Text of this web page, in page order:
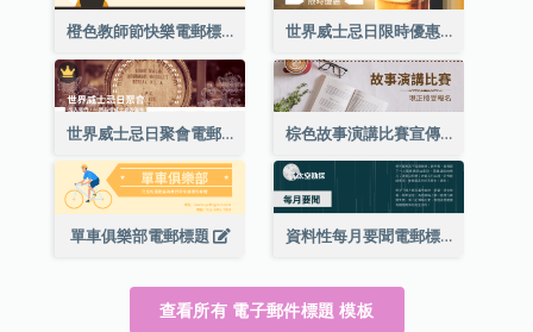
橙色教師節快樂電郵標題(附插圖) 世界威士忌日限時優惠電郵標題
世界威士忌日聚會電郵標題 棕色故事演講比賽宣傳用電郵標題
單車俱樂部電郵標題 資料性每月要聞電郵標題
查看所有 電子郵件標題 模板